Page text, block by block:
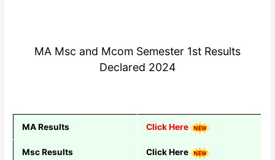
MA Msc and Mcom Semester 1st Results
Declared 2024
MA Results Click Here
Msc Results Click Here